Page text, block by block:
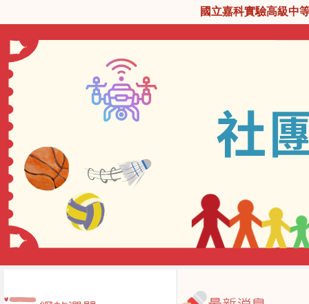
國立嘉科實驗高級中